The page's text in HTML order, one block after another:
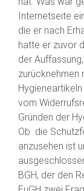
Internetseite
die er nach
hatte er zuvor
der
zurücknehmen
vom
Gründen der
Ob die
anzusehen ist
BGH, der den